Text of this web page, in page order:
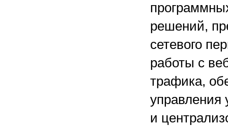
решений,
сетевого
работы с
трафика,
управления
и